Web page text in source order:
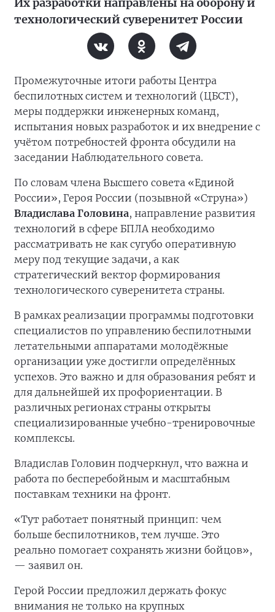
Их разработки направлены на оборону и
технологический суверенитет России
Промежуточные итоги работы Центра
беспилотных систем и технологий (ЦБСТ),
меры поддержки инженерных команд,
испытания новых разработок и их внедрение с
учётом потребностей фронта обсудили на
заседании Наблюдательного совета.
По словам члена Высшего совета «Единой
России», Героя России (позывной «Струна»)
Владислава Головина, направление развития
технологий в сфере БПЛА необходимо
рассматривать не как сугубо оперативную
меру под текущие задачи, а как
стратегический вектор формирования
технологического суверенитета страны.
В рамках реализации программы подготовки
специалистов по управлению беспилотными
летательными аппаратами молодёжные
организации уже достигли определённых
успехов. Это важно и для образования ребят и
для дальнейшей их профориентации. В
различных регионах страны открыты
специализированные учебно-тренировочные
комплексы.
Владислав Головин подчеркнул, что важна и
работа по бесперебойным и масштабным
поставкам техники на фронт.
«Тут работает понятный принцип: чем
больше беспилотников, тем лучше. Это
реально помогает сохранять жизни бойцов»,
— заявил он.
Герой России предложил держать фокус
внимания не только на крупных